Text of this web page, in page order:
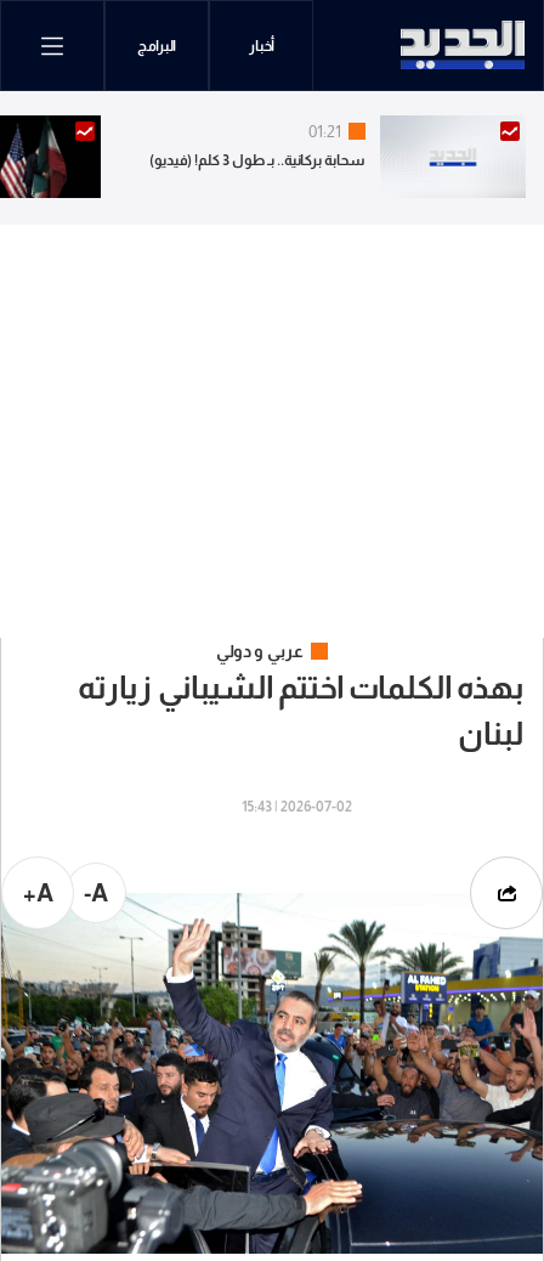
أخبار البرامج
01:21
سحابة بركانية.. بـ طول 3 كلم! (فيديو)
عربي و دولي
بهذه الكلمات اختتم الشيباني زيارته
لبنان
2026-07-02 | 15:43
A-
A+